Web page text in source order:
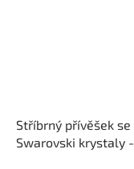
Stříbrný přívěšek se
Swarovski krystaly -